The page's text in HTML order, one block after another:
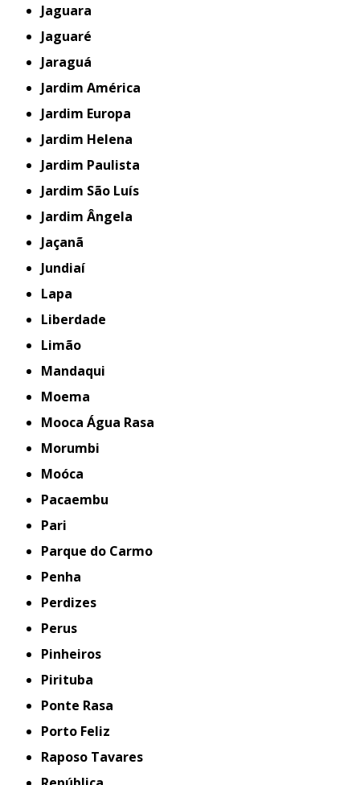
Jaguara
Jaguaré
Jaraguá
Jardim América
Jardim Europa
Jardim Helena
Jardim Paulista
Jardim São Luís
Jardim Ângela
Jaçanã
Jundiaí
Lapa
Liberdade
Limão
Mandaqui
Moema
Mooca Água Rasa
Morumbi
Moóca
Pacaembu
Pari
Parque do Carmo
Penha
Perdizes
Perus
Pinheiros
Pirituba
Ponte Rasa
Porto Feliz
Raposo Tavares